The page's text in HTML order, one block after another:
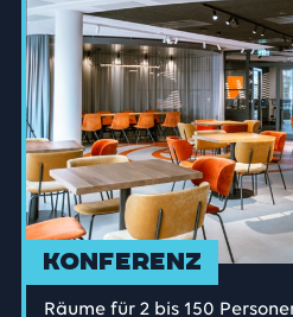
Konferenz
Räume für 2 bis 150